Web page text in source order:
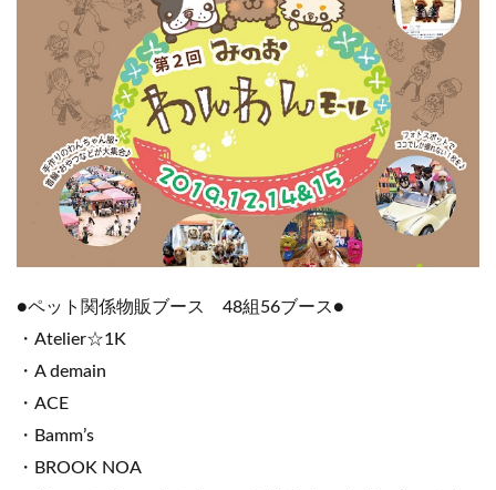
●ペット関係物販ブース 48組56ブース●
・Atelier☆1K
・A demain
・ACE
・Bamm’s
・BROOK NOA